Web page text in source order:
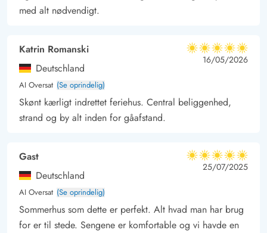
med alt nødvendigt.
Katrin Romanski
Deutschland
AI Oversat (Se oprindelig)
5 ud af 5
5 ud af 5
5 out of 5
16/05/2026
Skønt kærligt indrettet feriehus. Central beliggenhed,
strand og by alt inden for gåafstand.
Gast
Deutschland
AI Oversat (Se oprindelig)
5 ud af 5
5 ud af 5
5 out of 5
25/07/2025
Sommerhus som dette er perfekt. Alt hvad man har brug
for er til stede. Sengene er komfortable og vi havde en